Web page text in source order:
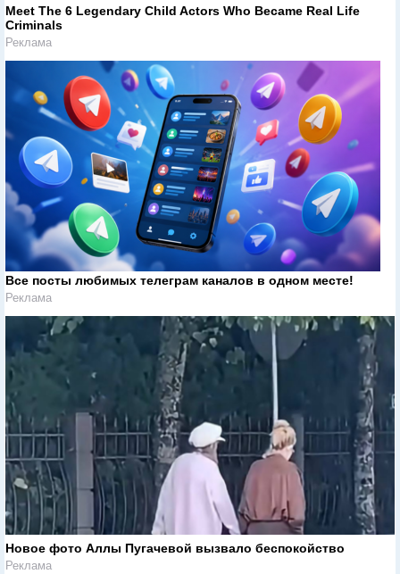
Meet The 6 Legendary Child Actors Who Became Real Life
Criminals
Реклама
Все посты любимых телеграм каналов в одном месте!
Реклама
Новое фото Аллы Пугачевой вызвало беспокойство
Реклама